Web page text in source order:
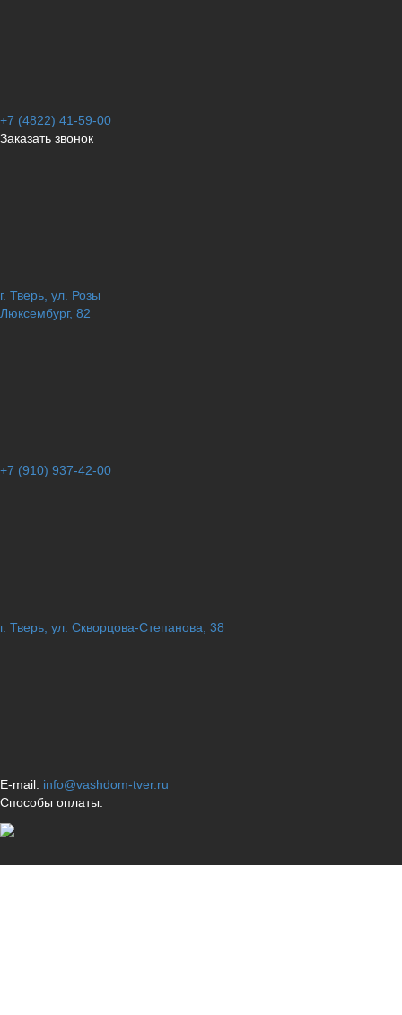
+7 (4822) 41-59-00
Заказать звонок
г. Тверь, ул. Розы
Люксембург, 82
+7 (910) 937-42-00
г. Тверь, ул. Скворцова-Степанова, 38
E-mail: info@vashdom-tver.ru
Способы оплаты: